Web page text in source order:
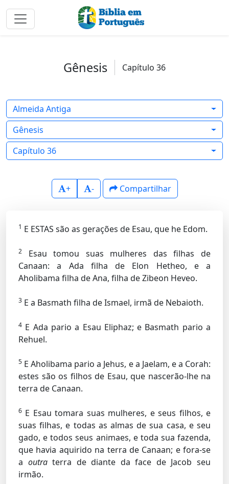
Gênesis Capítulo 36
Almeida Antiga
Gênesis
Capítulo 36
+ - Compartilhar
1 E ESTAS são as gerações de Esau, que he Edom.
2
Esau tomou suas mulheres das filhas de
Canaan: a Ada filha de Elon Hetheo, e a
Aholibama filha de Ana, filha de Zibeon Heveo.
3 E a Basmath filha de Ismael, irmã de Nebaioth.
4 E Ada pario a Esau Eliphaz; e Basmath pario a
Rehuel.
5 E Aholibama pario a Jehus, e a Jaelam, e a Corah:
estes são os filhos de Esau, que nascerão-lhe na
terra de Canaan.
6 E Esau tomara suas mulheres, e seus filhos, e
suas filhas, e todas as almas de sua casa, e seu
gado, e todos seus animaes, e toda sua fazenda,
que havia aquirido na terra de Canaan; e fora-se
a outraterra de diante da face de Jacob seu
irmão.